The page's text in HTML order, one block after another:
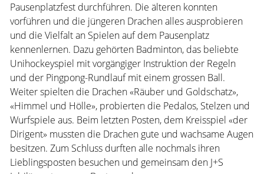
Pausenplatzfest durchführen. Die älteren konnten
vorführen und die jüngeren Drachen alles ausprobieren
und die Vielfalt an Spielen auf dem Pausenplatz
kennenlernen. Dazu gehörten Badminton, das beliebte
Unihockeyspiel mit vorgängiger Instruktion der Regeln
und der Pingpong-Rundlauf mit einem grossen Ball.
Weiter spielten die Drachen «Räuber und Goldschatz»,
«Himmel und Hölle», probierten die Pedalos, Stelzen und
Wurfspiele aus. Beim letzten Posten, dem Kreisspiel «der
Dirigent» mussten die Drachen gute und wachsame Augen
besitzen. Zum Schluss durften alle nochmals ihren
Lieblingsposten besuchen und gemeinsam den J+S